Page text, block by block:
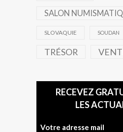
SALON
SLOVAQUIE SOUDAN
TRÉSOR
RECEVEZ
LES
Votre adresse mail